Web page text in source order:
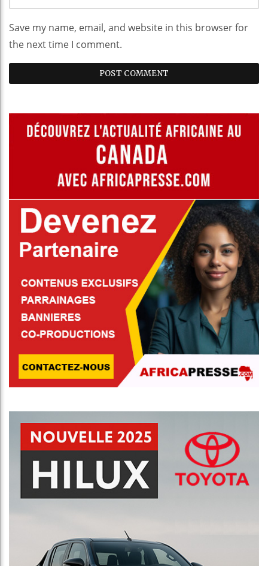
Save my name, email, and website in this browser for
the next time I comment.